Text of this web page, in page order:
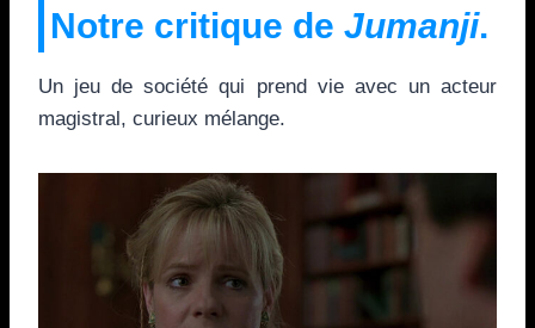
Notre critique de Jumanji.
Un jeu de société qui prend vie avec un acteur
magistral, curieux mélange.